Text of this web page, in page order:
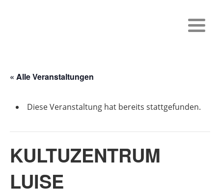
« Alle Veranstaltungen
Diese Veranstaltung hat bereits stattgefunden.
KULTUZENTRUM
LUISE